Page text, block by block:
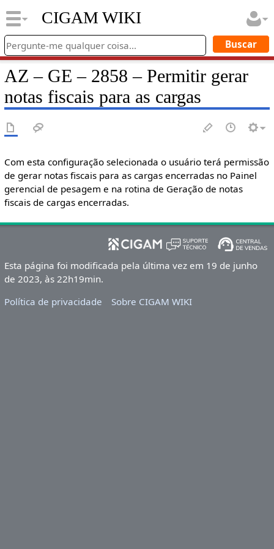
CIGAM WIKI
AZ – GE – 2858 – Permitir gerar
notas fiscais para as cargas
Com esta configuração selecionada o usuário terá permissão
de gerar notas fiscais para as cargas encerradas no Painel
gerencial de pesagem e na rotina de Geração de notas
fiscais de cargas encerradas.
Esta página foi modificada pela última vez em 19 de junho
de 2023, às 22h19min.
Política de privacidade
Sobre CIGAM WIKI